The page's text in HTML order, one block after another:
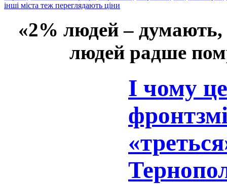
інші міста теж переглядають ціни
«2% людей –
людей радше
І чому